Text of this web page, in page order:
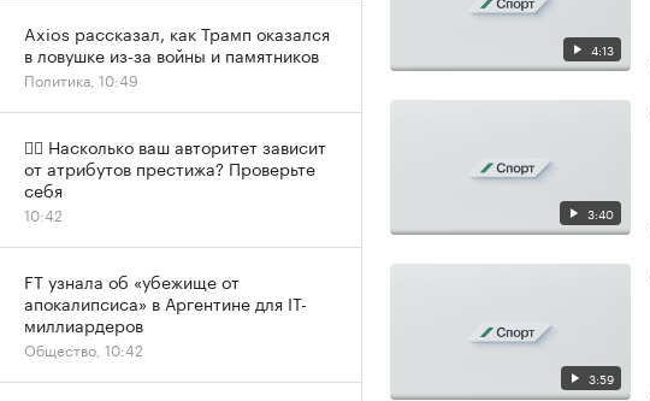
4:13
3:40
3:59
Axios рассказал, как Трамп оказался
в ловушке из-за войны и памятников
Политика, 10:49
✍🏻 Насколько ваш авторитет зависит
от атрибутов престижа? Проверьте
себя
10:42
FT узнала об «убежище от
апокалипсиса» в Аргентине для IT-
миллиардеров
Общество, 10:42